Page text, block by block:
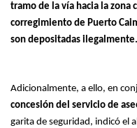
tramo de la vía hacia la zona
corregimiento de Puerto
son depositadas ilegalmente.
Adicionalmente, a ello, en
concesión del servicio de
garita de seguridad, indicó el